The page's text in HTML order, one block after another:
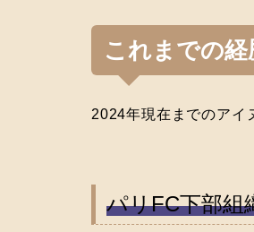
これまでの経
2024年現在までのアイ
パリFC下部組